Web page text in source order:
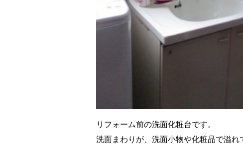
リフォーム前の洗面化粧台です。
洗面まわりが、洗面小物や化粧品で溢れ